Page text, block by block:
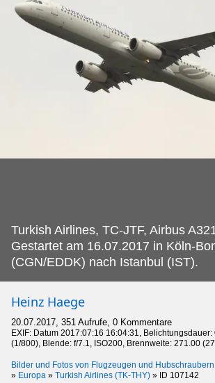
Turkish Airlines, TC-JTF, Airbus
Gestartet am 16.07.2017 in Köln-
(CGN/EDDK) nach Istanbul (IST).
Heinz Haege
20.07.2017, 351 Aufrufe, 0 Kommentare
EXIF: Datum 2017:07:16 16:04:31,
(1/800), Blende: f/7.1, ISO200, Brennweite: 271.00
Bilder und Fotos von Flugzeugen und Hubschraubern
» Europa » Turkish Airlines (TK-THY) » ID 107142